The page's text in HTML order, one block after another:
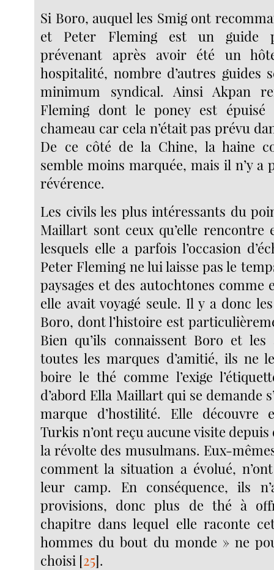
Si Boro, auquel les Smig ont
et Peter Fleming est un guide
prévenant après avoir été un
hospitalité, nombre d’autres guides
minimum syndical. Ainsi Akpan
Fleming dont le poney est
chameau car cela n’était pas prévu
De ce côté de la Chine, la haine
semble moins marquée, mais il n’y a
révérence.
Les civils les plus intéressants du
Maillart sont ceux qu’elle rencontre
lesquels elle a parfois l’occasion
Peter Fleming ne lui laisse pas le
paysages et des autochtones comme
elle avait voyagé seule. Il y a donc
Boro, dont l’histoire est
Bien qu’ils connaissent Boro et les
toutes les marques d’amitié, ils ne
boire le thé comme l’exige
d’abord Ella Maillart qui se demande
marque d’hostilité. Elle découvre
Turkis n’ont reçu aucune visite
la révolte des musulmans. Eux-
comment la situation a évolué,
leur camp. En conséquence, ils
provisions, donc plus de thé à
chapitre dans lequel elle raconte
hommes du bout du monde » ne
choisi [25].